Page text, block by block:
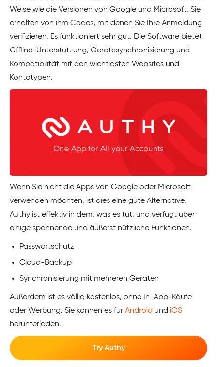
Weise wie die Versionen von Google und Microsoft. Sie
erhalten von ihm Codes, mit denen Sie Ihre Anmeldung
verifizieren. Es funktioniert sehr gut. Die Software bietet
Offline-Unterstützung, Gerätesynchronisierung und
Kompatibilität mit den wichtigsten Websites und
Kontotypen.
Wenn Sie nicht die Apps von Google oder Microsoft
verwenden möchten, ist dies eine gute Alternative.
Authy ist effektiv in dem, was es tut, und verfügt über
einige spannende und äußerst nützliche Funktionen.
Passwortschutz
Cloud-Backup
Synchronisierung mit mehreren Geräten
Außerdem ist es völlig kostenlos, ohne In-App-Käufe
oder Werbung. Sie können es für Android und iOS
herunterladen.
Try Authy